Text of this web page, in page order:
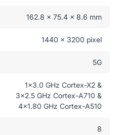
162.8 x 75.4 x 8.6 mm
1440 x 3200 pixel
5G
1x3.0 GHz Cortex-X2 &
3x2.5 GHz Cortex-A710 &
4x1.80 GHz Cortex-A510
8